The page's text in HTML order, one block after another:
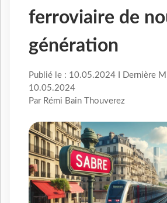
ferroviaire de
génération
Publié le : 10.05.2024 I Dernière
10.05.2024
Par Rémi Bain Thouverez